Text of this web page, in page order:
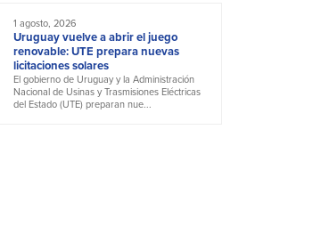
1 agosto, 2026
Uruguay vuelve a abrir el juego
renovable: UTE prepara nuevas
licitaciones solares
El gobierno de Uruguay y la Administración
Nacional de Usinas y Trasmisiones Eléctricas
del Estado (UTE) preparan nue...